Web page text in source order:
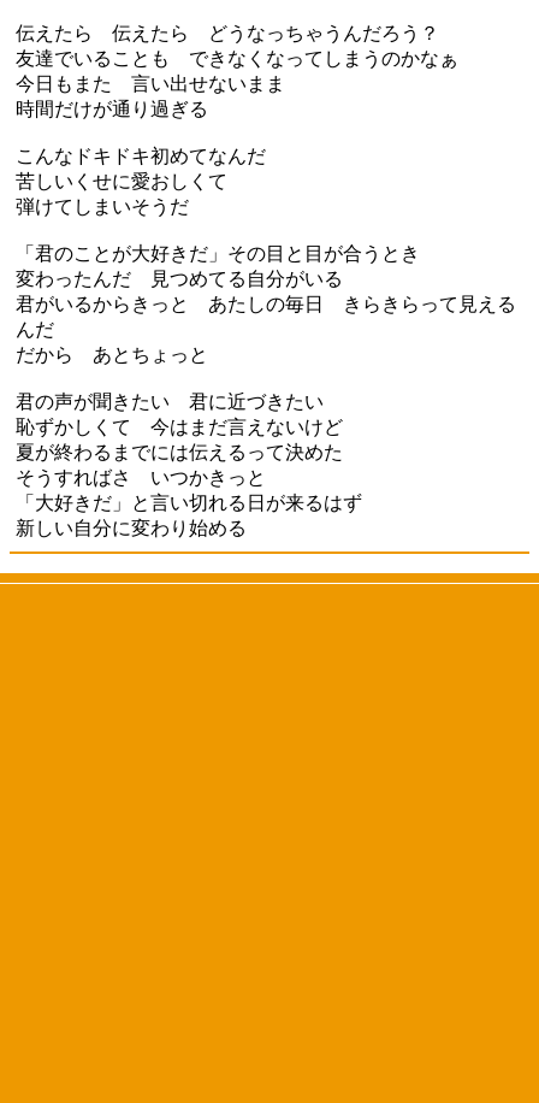
伝えたら 伝えたら どうなっちゃうんだろう？
友達でいることも できなくなってしまうのかなぁ
今日もまた 言い出せないまま
時間だけが通り過ぎる
こんなドキドキ初めてなんだ
苦しいくせに愛おしくて
弾けてしまいそうだ
「君のことが大好きだ」その目と目が合うとき
変わったんだ 見つめてる自分がいる
君がいるからきっと あたしの毎日 きらきらって見える
んだ
だから あとちょっと
君の声が聞きたい 君に近づきたい
恥ずかしくて 今はまだ言えないけど
夏が終わるまでには伝えるって決めた
そうすればさ いつかきっと
「大好きだ」と言い切れる日が来るはず
新しい自分に変わり始める